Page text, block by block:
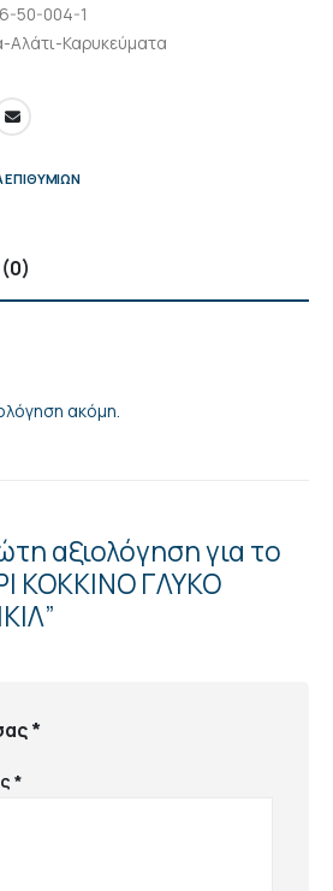
50-004-1
Αλάτι-Καρυκεύματα
ακόμη.
αξιολόγηση για το
ΚΟΚΚΙΝΟ ΓΛΥΚΟ
*
*